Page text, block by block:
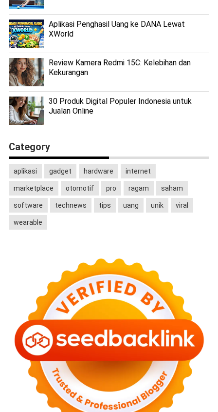
Aplikasi Penghasil Uang ke DANA Lewat
XWorld
Review Kamera Redmi 15C: Kelebihan dan
Kekurangan
30 Produk Digital Populer Indonesia untuk
Jualan Online
Category
aplikasi gadget hardware internet
marketplace otomotif pro ragam saham
software technews tips uang unik viral
wearable